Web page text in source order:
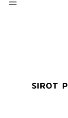
SIROT